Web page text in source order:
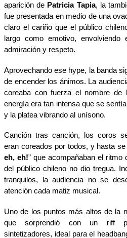
aparición de Patricia Tapia, la
fue presentada en medio de una
claro el cariño que el público
largo como emotivo,
admiración y respeto.
Aprovechando ese hype, la banda
de encender los ánimos. La
coreaba con fuerza el nombre de
energía era tan intensa que se
y la platea vibrando al unísono.
Canción tras canción, los coros
eran coreados por todos, y hasta
eh, eh!” que acompañaban el ritmo
del público chileno no dio tregua.
tranquilos, la audiencia no se
atención cada matiz musical.
Uno de los puntos más altos de la
que sorprendió con un riff
sintetizadores, ideal para el